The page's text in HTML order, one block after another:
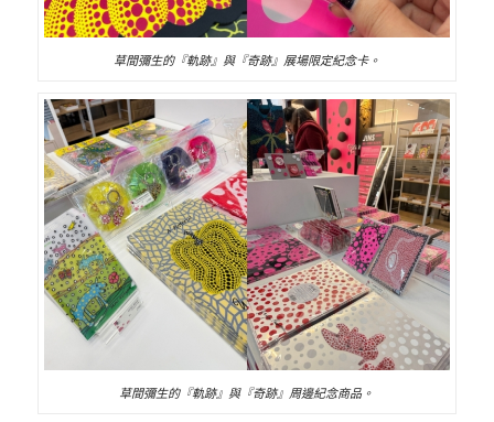
草間彌生的『軌跡』與『奇跡』展場限定紀念卡。
草間彌生的『軌跡』與『奇跡』周邊紀念商品。